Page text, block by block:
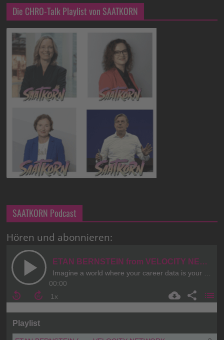
Die CHRO-Talk Playlist von SAATKORN
SAATKORN Podcast
Hören und abonnieren: